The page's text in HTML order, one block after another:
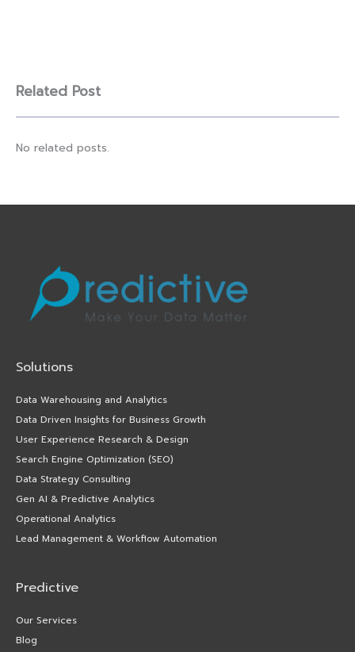
Related Post
No related posts.
Solutions
Data Warehousing and Analytics
Data Driven Insights for Business Growth
User Experience Research & Design
Search Engine Optimization (SEO)
Data Strategy Consulting
Gen AI & Predictive Analytics
Operational Analytics
Lead Management & Workflow Automation
Predictive
Our Services
Blog